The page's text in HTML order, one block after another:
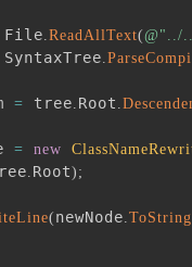
File.ReadAllText(@"../
SyntaxTree.
= tree. Root .
= new
. Root) ;
( newNode.ToString